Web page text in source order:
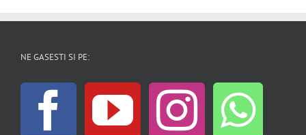
NE GASESTI SI PE: